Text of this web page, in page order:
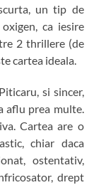
un tip de
ca iesire
2 thrillere (de
cartea ideala.
si sincer,
aflu prea multe.
Cartea are o
chiar daca
ostentativ,
drept